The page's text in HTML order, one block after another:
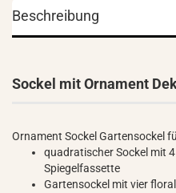
Beschreibung
Sockel mit Ornament
Ornament Sockel Gartensockel
quadratischer Sockel mit
Spiegelfassette
Gartensockel mit vier